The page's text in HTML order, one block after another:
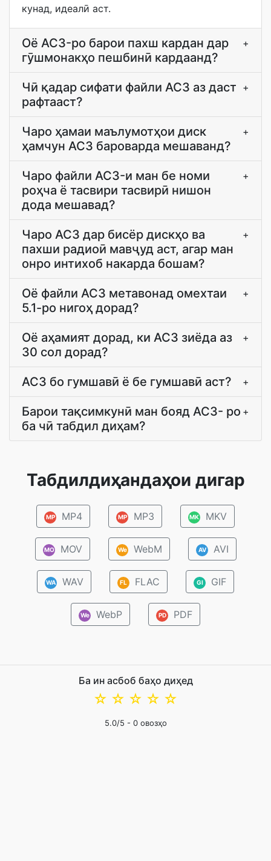
кунад, идеалӣ аст.
Оё AC3-ро барои пахш кардан дар
гӯшмонакҳо пешбинӣ кардаанд?
+
Чӣ қадар сифати файли AC3 аз даст
рафтааст?
+
Чаро ҳамаи маълумотҳои диск
ҳамчун AC3 бароварда мешаванд?
+
Чаро файли AC3-и ман бе номи
роҳча ё тасвири тасвирӣ нишон
дода мешавад?
+
Чаро AC3 дар бисёр дискҳо ва
пахши радиоӣ мавҷуд аст, агар ман
онро интихоб накарда бошам?
+
Оё файли AC3 метавонад омехтаи
5.1-ро нигоҳ дорад?
+
Оё аҳамият дорад, ки AC3 зиёда аз
30 сол дорад?
+
AC3 бо гумшавӣ ё бе гумшавӣ аст? +
Барои тақсимкунӣ ман бояд AC3- ро
ба чӣ табдил диҳам?
+
Табдилдиҳандаҳои дигар
MP MP4 MP MP3 MK MKV
MO MOV We WebM AV AVI
WA WAV FL FLAC GI GIF
We WebP PD PDF
Ба ин асбоб баҳо диҳед
☆
☆
☆
☆
☆
5.0/5 - 0овозҳо